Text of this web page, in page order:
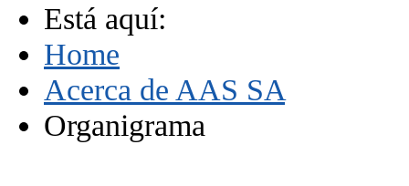
Está aquí:
Home
Acerca de AAS SA
Organigrama